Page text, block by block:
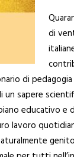
di
di pedagogia
sapere
educativo e
lavoro